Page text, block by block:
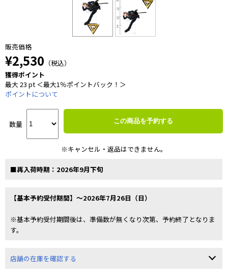
販売価格
¥2,530 （税込）
獲得ポイント
最大 23 pt ＜最大1％ポイントバック！＞
ポイントについて
数量 この商品を予約する
※キャンセル・返品はできません。
■再入荷時期：2026年9月下旬
【基本予約受付期間】～2026年7月26日（日）
※基本予約受付期間後は、準備数が無くなり次第、予約終了となりま
す。
店舗の在庫を確認する